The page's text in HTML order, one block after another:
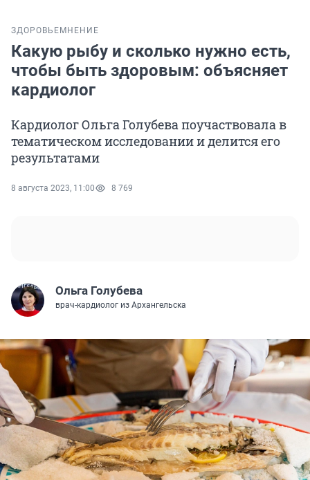
ЗДОРОВЬЕ МНЕНИЕ
Какую рыбу и сколько нужно есть,
чтобы быть здоровым: объясняет
кардиолог
Кардиолог Ольга Голубева поучаствовала в
тематическом исследовании и делится его
результатами
8 августа 2023, 11:00 8 769
Ольга Голубева
врач-кардиолог из Архангельска